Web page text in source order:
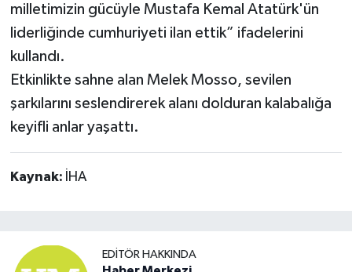
milletimizin gücüyle Mustafa Kemal Atatürk'ün
liderliğinde cumhuriyeti ilan ettik” ifadelerini
kullandı.
Etkinlikte sahne alan Melek Mosso, sevilen
şarkılarını seslendirerek alanı dolduran kalabalığa
keyifli anlar yaşattı.
Kaynak: İHA
EDITÖR HAKKINDA